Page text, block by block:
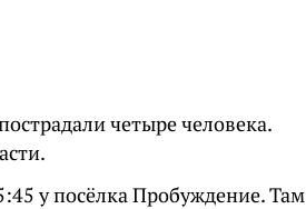
четыре человека.
у посёлка Пробуждение. Там